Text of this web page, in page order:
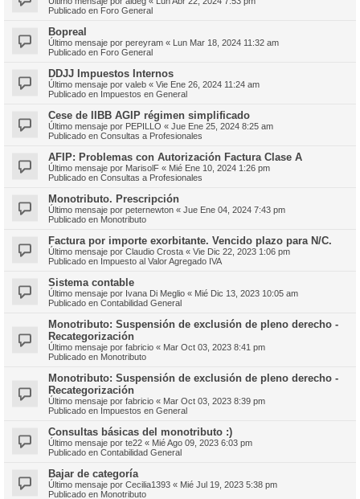
Publicado en Foro General
Bopreal
Último mensaje por pereyram « Lun Mar 18, 2024 11:32 am
Publicado en Foro General
DDJJ Impuestos Internos
Último mensaje por valeb « Vie Ene 26, 2024 11:24 am
Publicado en Impuestos en General
Cese de IIBB AGIP régimen simplificado
Último mensaje por PEPILLO « Jue Ene 25, 2024 8:25 am
Publicado en Consultas a Profesionales
AFIP: Problemas con Autorización Factura Clase A
Último mensaje por MarisolF « Mié Ene 10, 2024 1:26 pm
Publicado en Consultas a Profesionales
Monotributo. Prescripción
Último mensaje por peternewton « Jue Ene 04, 2024 7:43 pm
Publicado en Monotributo
Factura por importe exorbitante. Vencido plazo para N/C.
Último mensaje por Claudio Crosta « Vie Dic 22, 2023 1:06 pm
Publicado en Impuesto al Valor Agregado IVA
Sistema contable
Último mensaje por Ivana Di Meglio « Mié Dic 13, 2023 10:05 am
Publicado en Contabilidad General
Monotributo: Suspensión de exclusión de pleno derecho -
Recategorización
Último mensaje por fabricio « Mar Oct 03, 2023 8:41 pm
Publicado en Monotributo
Monotributo: Suspensión de exclusión de pleno derecho -
Recategorización
Último mensaje por fabricio « Mar Oct 03, 2023 8:39 pm
Publicado en Impuestos en General
Consultas básicas del monotributo :)
Último mensaje por te22 « Mié Ago 09, 2023 6:03 pm
Publicado en Contabilidad General
Bajar de categoría
Último mensaje por Cecilia1393 « Mié Jul 19, 2023 5:38 pm
Publicado en Monotributo